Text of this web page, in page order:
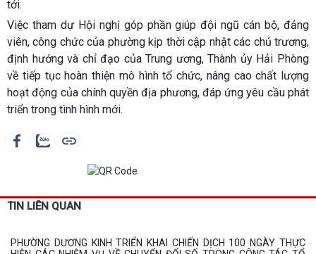
tới.
Việc tham dự Hội nghị góp phần giúp đội ngũ cán bộ, đảng
viên, công chức của phường kịp thời cập nhật các chủ trương,
định hướng và chỉ đạo của Trung ương, Thành ủy Hải Phòng
về tiếp tục hoàn thiện mô hình tổ chức, nâng cao chất lượng
hoạt động của chính quyền địa phương, đáp ứng yêu cầu phát
triển trong tình hình mới.
TIN LIÊN QUAN
PHƯỜNG DƯƠNG KINH TRIỂN KHAI CHIẾN DỊCH 100 NGÀY THỰC